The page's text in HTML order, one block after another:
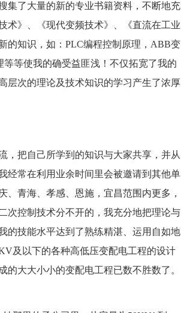
集了大量的新的专业书籍资料，不断地充
术》、《现代变频技术》、《直流在工业
的知识，如：PLC编程控制原理，ABB变
等使我的确受益匪浅！不仅拓宽了我的
层次的理论及技术知识的学习产生了浓厚
，把自己所学到的知识与大家共享，并从
经常在利用业余时间里会被邀请到其他单
青海、孝感、恩施，宜昌范围内更多，
次控制技术分不开的，我充分地把理论与
的技能水平达到了熟练精湛、运用自如地
及以下的各种高低压变配电工程的设计
大大小小的变配电工程已数不胜数了。